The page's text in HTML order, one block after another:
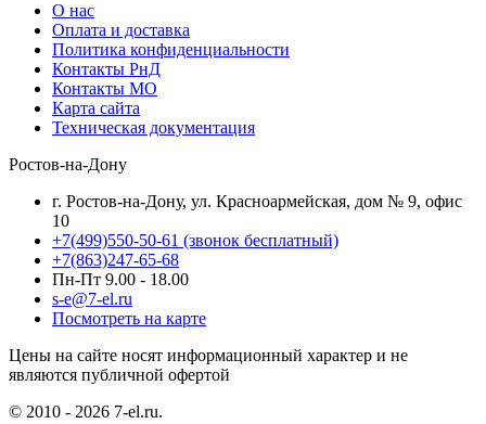
О нас
Оплата и доставка
Политика конфиденциальности
Контакты РнД
Контакты МО
Карта сайта
Техническая документация
Ростов-на-Дону
г. Ростов-на-Дону, ул. Красноармейская, дом № 9, офис
10
+7(499)550-50-61 (звонок бесплатный)
+7(863)247-65-68
Пн-Пт 9.00 - 18.00
s-e@7-el.ru
Посмотреть на карте
Цены на сайте носят информационный характер и не
являются публичной офертой
© 2010 - 2026 7-el.ru.